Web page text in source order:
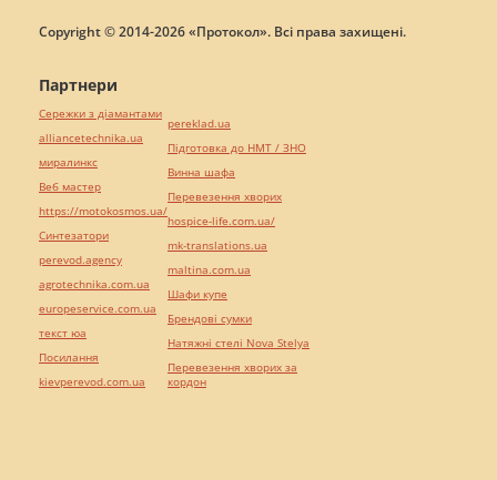
Copyright © 2014-2026 «Протокол». Всі права захищені.
Партнери
Сережки з діамантами
alliancetechnika.ua
миралинкс
Веб мастер
https://motokosmos.ua/
Синтезатори
perevod.agency
agrotechnika.com.ua
europeservice.com.ua
текст юа
Посилання
kievperevod.com.ua
pereklad.ua
Підготовка до НМТ / ЗНО
Винна шафа
Перевезення хворих
hospice-life.com.ua/
mk-translations.ua
maltina.com.ua
Шафи купе
Брендові сумки
Натяжні стелі Nova Stelya
Перевезення хворих за
кордон